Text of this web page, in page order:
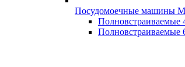
Посудомоечные машины